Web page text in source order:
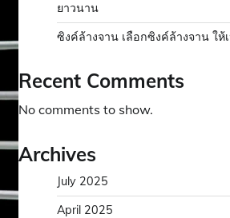
ยาวนาน
ซิงค์ล้างจาน เลือกซิงค์ล้างจาน ใ
Recent Comments
No comments to show.
Archives
July 2025
April 2025